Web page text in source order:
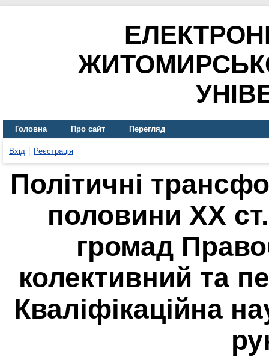
Головна Про сайт Перегляд
Вхід Реєстрація
Політичні
половини ХХ
громад
колективний та
Кваліфікаційна